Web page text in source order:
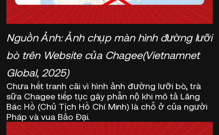
Nguồn Ảnh: Ảnh chụp màn hình đường lưỡi
bò trên Website của Chagee(Vietnamnet
Global, 2025)
Chưa hết tranh cãi vì hình ảnh đường lưỡi bò, trà
sữa Chagee tiếp tục gây phẫn nộ khi mô tả Lăng
Bác Hồ (Chủ Tịch Hồ Chí Minh) là chỗ ở của người
Pháp và vua Bảo Đại.